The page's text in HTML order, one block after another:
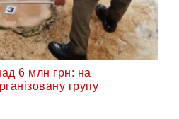
6 млн грн: на
групу